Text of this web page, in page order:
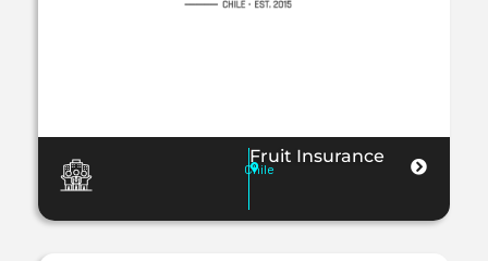
Fruit Insurance
Chile